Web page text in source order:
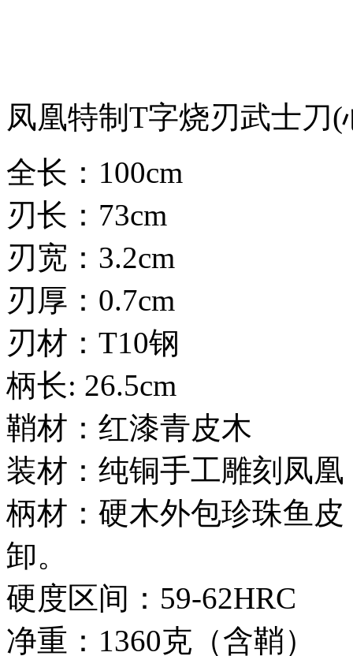
凤凰特制T字烧刃武士刀
全长：100cm
刃长：73cm
刃宽：3.2cm
刃厚：0.7cm
刃材：T10钢
柄长: 26.5cm
鞘材：红漆青皮木
装材：纯铜手工雕刻凤凰
柄材：硬木外包珍珠鱼
卸。
硬度区间：59-62HRC
净重：1360克（含鞘）